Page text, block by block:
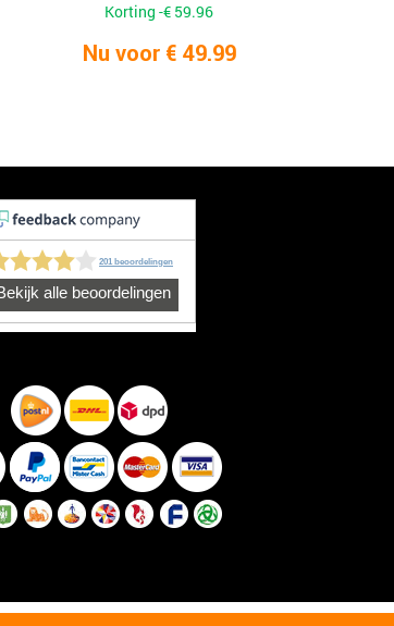
Korting -€ 59.96
Nu voor € 49.99